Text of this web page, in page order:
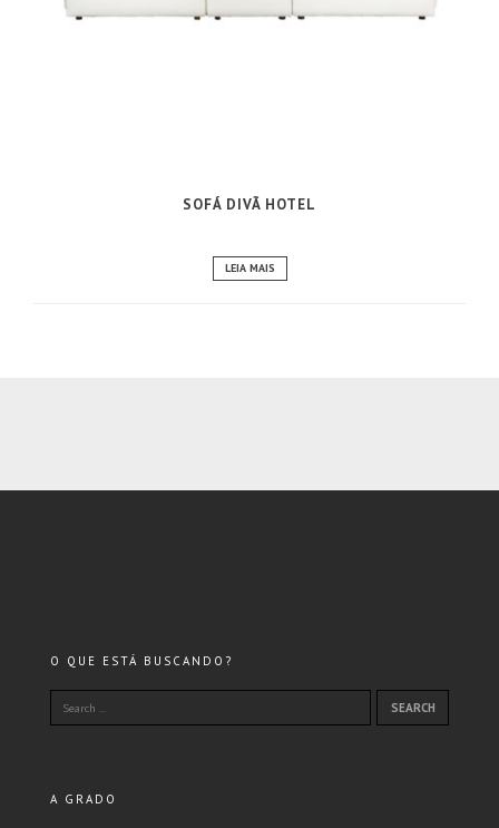
SOFÁ DIVÃ HOTEL
LEIA MAIS
O QUE ESTÁ BUSCANDO?
A GRADO